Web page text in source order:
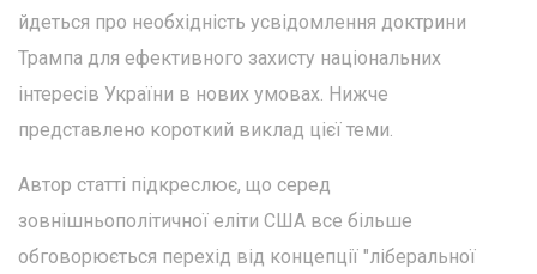
йдеться про необхідність усвідомлення доктрини
Трампа для ефективного захисту національних
інтересів України в нових умовах. Нижче
представлено короткий виклад цієї теми.
Автор статті підкреслює, що серед
зовнішньополітичної еліти США все більше
обговорюється перехід від концепції "ліберальної